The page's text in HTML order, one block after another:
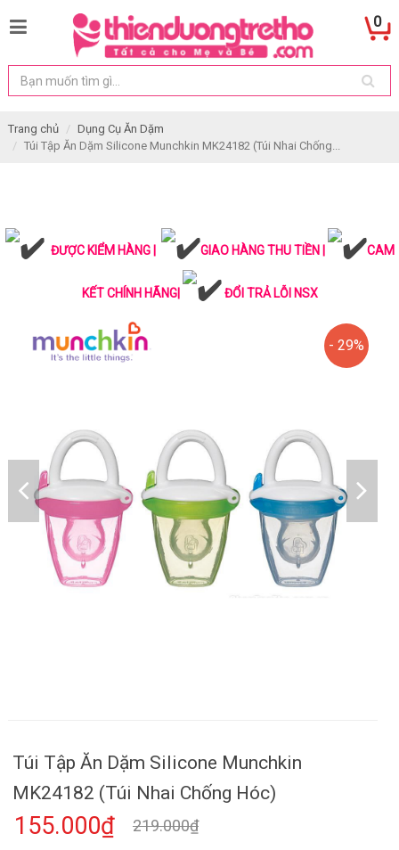
0
Trang chủ
Dụng Cụ Ăn Dặm
Túi Tập Ăn Dặm Silicone Munchkin MK24182 (Túi Nhai Chống...
ĐƯỢC KIỂM HÀNG | GIAO HÀNG THU TIỀN | CAM
KẾT CHÍNH HÃNG| ĐỔI TRẢ LỖI NSX
- 29%
Túi Tập Ăn Dặm Silicone Munchkin
MK24182 (Túi Nhai Chống Hóc)
155.000₫ 219.000₫